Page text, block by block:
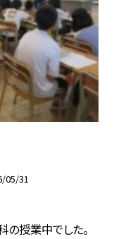
05/31
の授業中でした。